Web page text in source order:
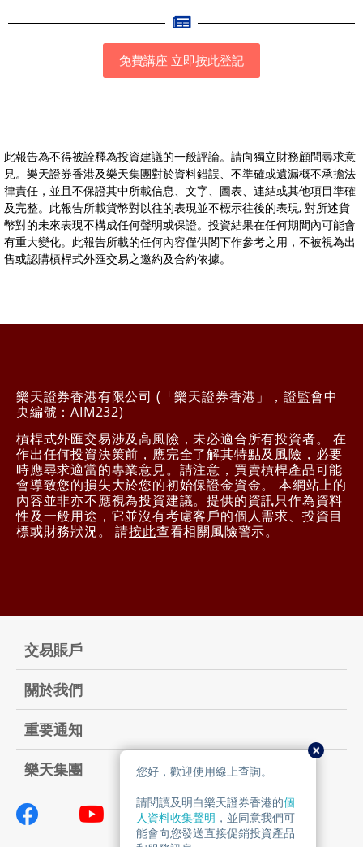
免費講座 立即按此登記
此報告為不得被詮釋為投資建議的一般評論。請向獨立財務顧問尋求意
見。樂天證券香港及樂天集團對於資料錯誤、不準確或遺漏概不承擔法
律責任，並且不保證其中所載信息、文字、圖表、連結或其他項目準確
及完整。此報告所載貨幣對以往的表現並不標示往後的表現, 對所述貨
幣對的未來表現不構成任何聲明或保證。投資結果在任何期間內可能會
有重大變化。此報告所載的任何內容僅供閣下作參考之用，不被視為出
售或認購槓桿式外匯交易之邀約及合約依據。
樂天證券香港有限公司 (「樂天證券香港」，證監會中
央編號：AIM232)
槓桿式外匯交易涉及高風險，未必適合所有投資者。 在
作出任何投資決策前，應完全了解其特點及風險，必要
時應尋求適當的專業意見。請注意，買賣槓桿產品可能
會導致您的損失大於您的初始保證金資金。 本網站上的
內容並非亦不應視為投資建議。提供的資訊只作為資料
性及一般用途，它並沒有考慮客戶的個人需求、投資目
標或財務狀況。 請按此查看相關風險警示。
交易賬戶
關於我們
重要通知
樂天集團